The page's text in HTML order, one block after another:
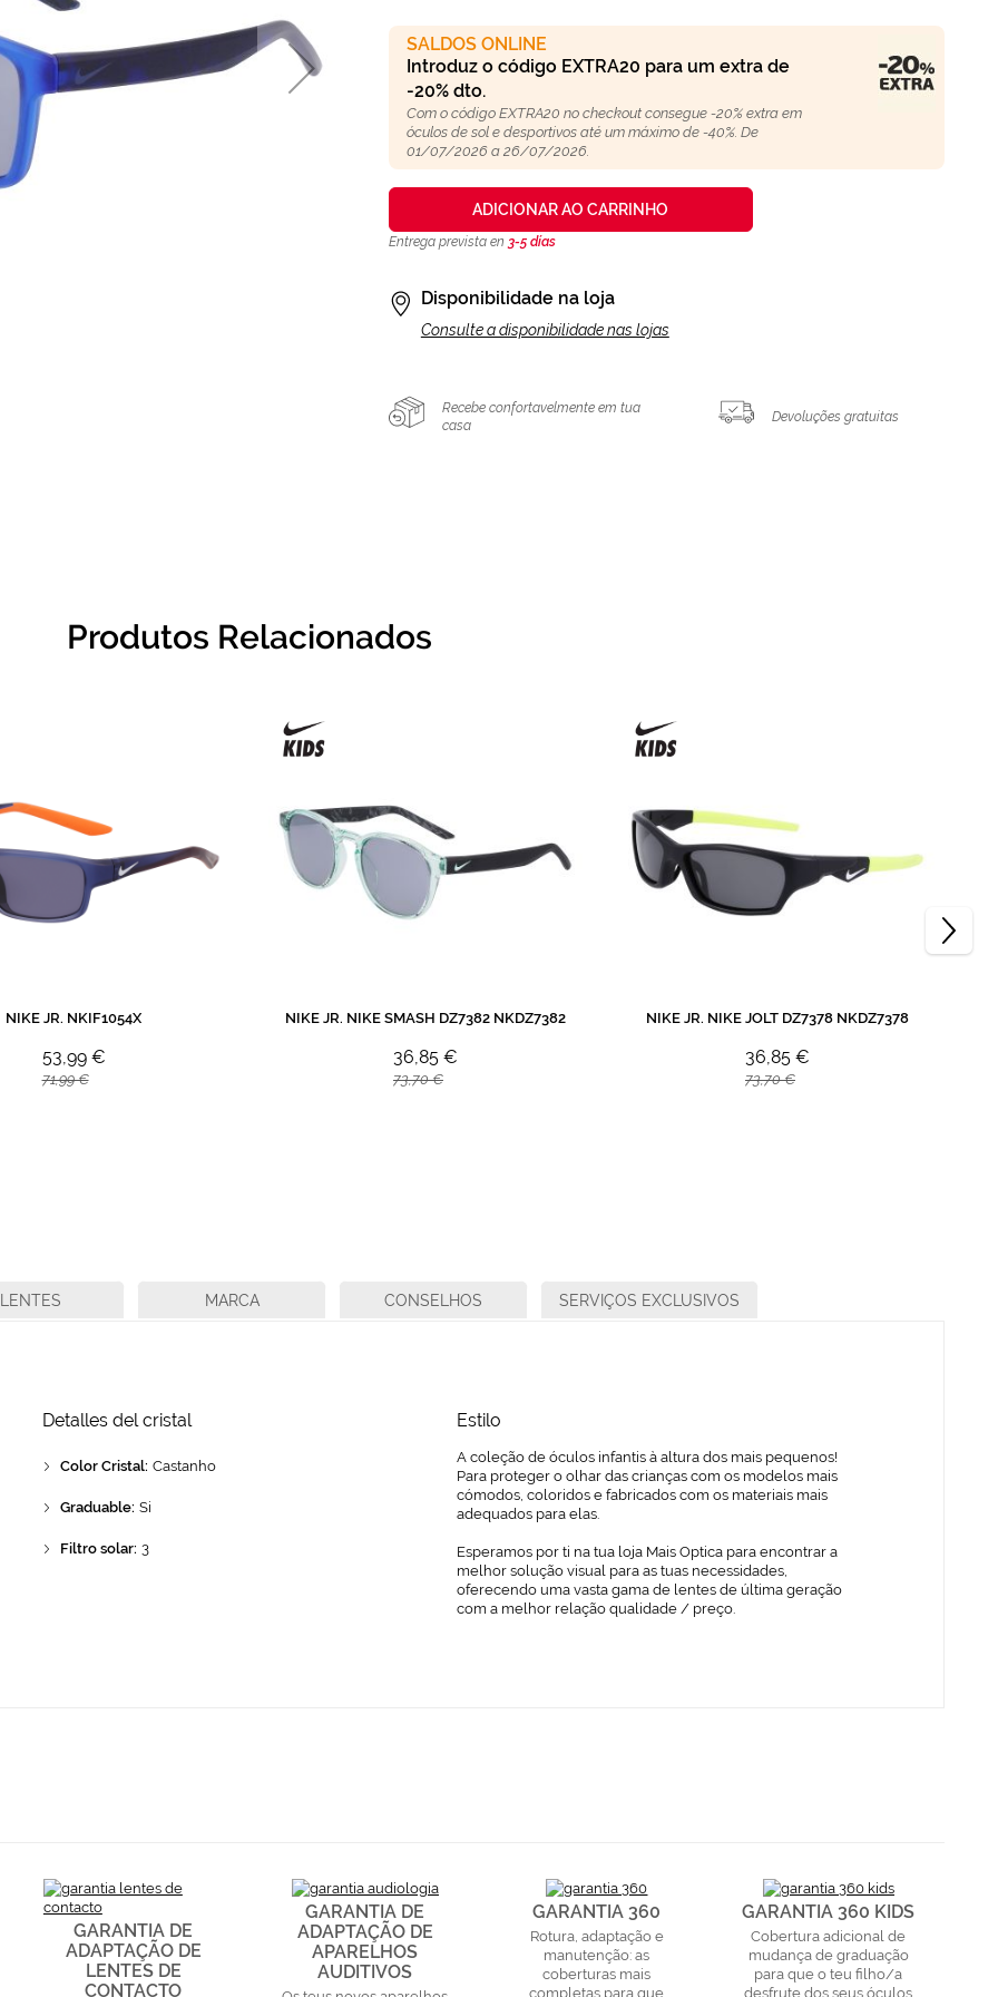
SALDOS ONLINE
Introduz o código EXTRA20 para um extra de
-20% dto.
Com o código EXTRA20 no checkout consegue -20% extra em
óculos de sol e desportivos até um máximo de -40%. De
01/07/2026 a 26/07/2026.
ADICIONAR AO CARRINHO
Entrega prevista en 3-5 días
Disponibilidade na loja
Consulte a disponibilidade nas lojas
Recebe confortavelmente em tua
casa
Devoluções gratuitas
Produtos Relacionados
NIKE JR. NKIF1054X
53,99 €
71,99 €
NIKE JR. NIKE SMASH DZ7382 NKDZ7382
36,85 €
73,70 €
NIKE JR. NIKE JOLT DZ7378 NKDZ7378
36,85 €
73,70 €
Detalles del cristal
Color Cristal: Castanho
Graduable: Si
Filtro solar: 3
Estilo
A coleção de óculos infantis à altura dos mais pequenos!
Para proteger o olhar das crianças com os modelos mais
cómodos, coloridos e fabricados com os materiais mais
adequados para elas.
Esperamos por ti na tua loja Mais Optica para encontrar a
melhor solução visual para as tuas necessidades,
oferecendo uma vasta gama de lentes de última geração
com a melhor relação qualidade / preço.
LENTES MARCA CONSELHOS SERVIÇOS EXCLUSIVOS
GARANTIA DE
ADAPTAÇÃO DE
LENTES DE
CONTACTO
GARANTIA DE
ADAPTAÇÃO DE
APARELHOS
AUDITIVOS
GARANTIA 360
Rotura, adaptação e
manutenção: as
coberturas mais
completas para que
GARANTIA 360 KIDS
Cobertura adicional de
mudança de graduação
para que o teu filho/a
desfrute dos seus óculos